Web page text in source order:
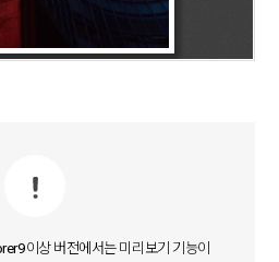
이상 버전에서는 미리보기 기능이